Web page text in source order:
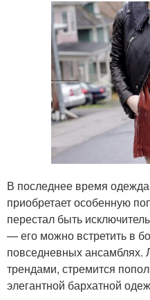
В последнее время
приобретает особенную
перестал быть
— его можно встретить в
повседневных
трендами, стремится
элегантной бархатной